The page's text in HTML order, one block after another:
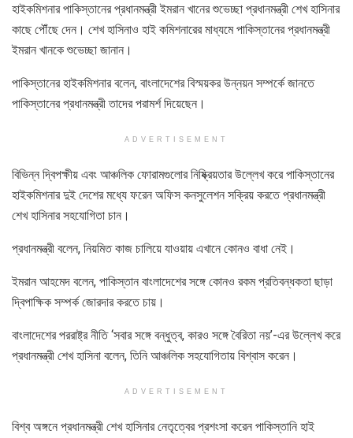
হাইকমিশনার পাকিস্তানের প্রধানমন্ত্রী ইমরান খানের শুভেচ্ছা প্রধানমন্ত্রী শেখ হাসিনার
কাছে পৌঁছে দেন। শেখ হাসিনাও হাই কমিশনারের মাধ্যমে পাকিস্তানের প্রধানমন্ত্রী
ইমরান খানকে শুভেচ্ছা জানান।
পাকিস্তানের হাইকমিশনার বলেন, বাংলাদেশের বিস্ময়কর উন্নয়ন সম্পর্কে জানতে
পাকিস্তানের প্রধানমন্ত্রী তাদের পরামর্শ দিয়েছেন।
ADVERTISEMENT
বিভিন্ন দ্বিপক্ষীয় এবং আঞ্চলিক ফোরামগুলোর নিষ্ক্রিয়তার উল্লেখ করে পাকিস্তানের
হাইকমিশনার দুই দেশের মধ্যে ফরেন অফিস কনসুলেশন সক্রিয় করতে প্রধানমন্ত্রী
শেখ হাসিনার সহযোগিতা চান।
প্রধানমন্ত্রী বলেন, নিয়মিত কাজ চালিয়ে যাওয়ায় এখানে কোনও বাধা নেই।
ইমরান আহমেদ বলেন, পাকিস্তান বাংলাদেশের সঙ্গে কোনও রকম প্রতিবন্ধকতা ছাড়া
দ্বিপাক্ষিক সম্পর্ক জোরদার করতে চায়।
বাংলাদেশের পররাষ্ট্র নীতি ‘সবার সঙ্গে বন্ধুত্ব, কারও সঙ্গে বৈরিতা নয়’-এর উল্লেখ করে
প্রধানমন্ত্রী শেখ হাসিনা বলেন, তিনি আঞ্চলিক সহযোগিতায় বিশ্বাস করেন।
ADVERTISEMENT
বিশ্ব অঙ্গনে প্রধানমন্ত্রী শেখ হাসিনার নেতৃত্বের প্রশংসা করেন পাকিস্তানি হাই